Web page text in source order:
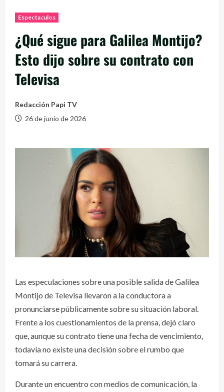
Espectaculos
¿Qué sigue para Galilea Montijo?
Esto dijo sobre su contrato con
Televisa
Redacción Papi TV
26 de junio de 2026
Las especulaciones sobre una posible salida de Galilea
Montijo de Televisa llevaron a la conductora a
pronunciarse públicamente sobre su situación laboral.
Frente a los cuestionamientos de la prensa, dejó claro
que, aunque su contrato tiene una fecha de vencimiento,
todavía no existe una decisión sobre el rumbo que
tomará su carrera.
Durante un encuentro con medios de comunicación, la